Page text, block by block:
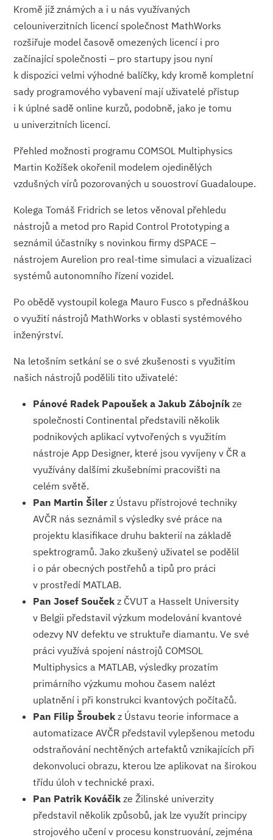
Kromě již známých a i u nás využívaných
celouniverzitních licencí společnost MathWorks
rozšiřuje model časově omezených licencí i pro
začínající společnosti – pro startupy jsou nyní
k dispozici velmi výhodné balíčky, kdy kromě kompletní
sady programového vybavení mají uživatelé přístup
i k úplné sadě online kurzů, podobně, jako je tomu
u univerzitních licencí.
Přehled možnosti programu COMSOL Multiphysics
Martin Kožíšek okořenil modelem ojedinělých
vzdušných vírů pozorovaných u souostroví Guadaloupe.
Kolega Tomáš Fridrich se letos věnoval přehledu
nástrojů a metod pro Rapid Control Prototyping a
seznámil účastníky s novinkou firmy dSPACE –
nástrojem Aurelion pro real-time simulaci a vizualizaci
systémů autonomního řízení vozidel.
Po obědě vystoupil kolega Mauro Fusco s přednáškou
o využití nástrojů MathWorks v oblasti systémového
inženýrství.
Na letošním setkání se o své zkušenosti s využitím
našich nástrojů podělili tito uživatelé:
Pánové Radek Papoušek a Jakub Zábojník ze
společnosti Continental představili několik
podnikových aplikací vytvořených s využitím
nástroje App Designer, které jsou vyvíjeny v ČR a
využívány dalšími zkušebními pracovišti na
celém světě.
Pan Martin Šiler z Ústavu přístrojové techniky
AVČR nás seznámil s výsledky své práce na
projektu klasifikace druhu bakterií na základě
spektrogramů. Jako zkušený uživatel se podělil
i o pár obecných postřehů a tipů pro práci
v prostředí MATLAB.
Pan Josef Souček z ČVUT a Hasselt University
v Belgii představil výzkum modelování kvantové
odezvy NV defektu ve struktuře diamantu. Ve své
práci využívá spojení nástrojů COMSOL
Multiphysics a MATLAB, výsledky prozatím
primárního výzkumu mohou časem nalézt
uplatnění i při konstrukci kvantových počítačů.
Pan Filip Šroubek z Ústavu teorie informace a
automatizace AVČR představil vylepšenou metodu
odstraňování nechtěných artefaktů vznikajících při
dekonvoluci obrazu, kterou lze aplikovat na širokou
třídu úloh v technické praxi.
Pan Patrik Kováčik ze Žilinské univerzity
představil několik způsobů, jak lze využít principy
strojového učení v procesu konstruování, zejména